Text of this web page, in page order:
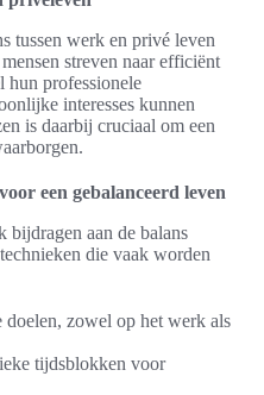
tussen werk en privé leven
streven naar efficiënt
hun professionele
interesses kunnen
is daarbij cruciaal om een
een gebalanceerd leven
bijdragen aan de balans
die vaak worden
zowel op het werk als
tijdsblokken voor